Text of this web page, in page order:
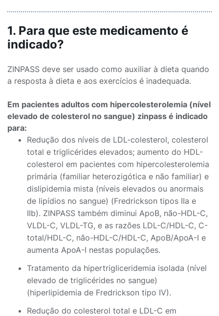
1. Para que este medicamento é
indicado?
ZINPASS deve ser usado como auxiliar à dieta quando
a resposta à dieta e aos exercícios é inadequada.
Em pacientes adultos com hipercolesterolemia (nível
elevado de colesterol no sangue) zinpass é indicado
para:
Redução dos níveis de LDL-colesterol, colesterol
total e triglicérides elevados; aumento do HDL-
colesterol em pacientes com hipercolesterolemia
primária (familiar heterozigótica e não familiar) e
dislipidemia mista (níveis elevados ou anormais
de lipídios no sangue) (Fredrickson tipos IIa e
IIb). ZINPASS também diminui ApoB, não-HDL-C,
VLDL-C, VLDL-TG, e as razões LDL-C/HDL-C, C-
total/HDL-C, não-HDL-C/HDL-C, ApoB/ApoA-I e
aumenta ApoA-I nestas populações.
Tratamento da hipertrigliceridemia isolada (nível
elevado de triglicérides no sangue)
(hiperlipidemia de Fredrickson tipo IV).
Redução do colesterol total e LDL-C em